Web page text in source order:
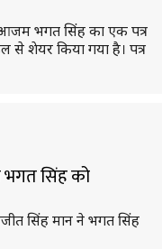
भगत सिंह का एक पत्र
से शेयर किया गया है। पत्र
सिंह को
सिंह मान ने भगत सिंह